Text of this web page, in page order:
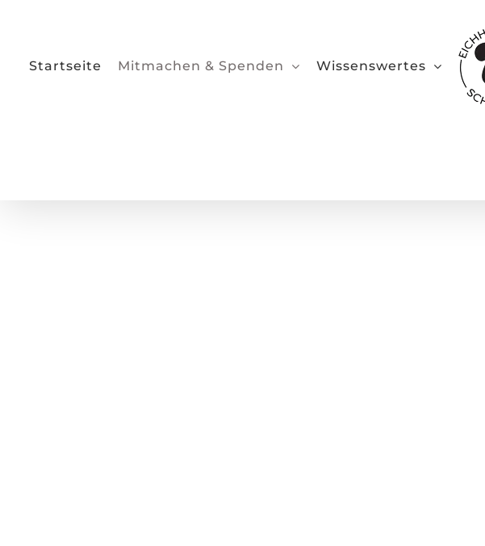
Startseite Mitmachen & Spenden Wissenswertes